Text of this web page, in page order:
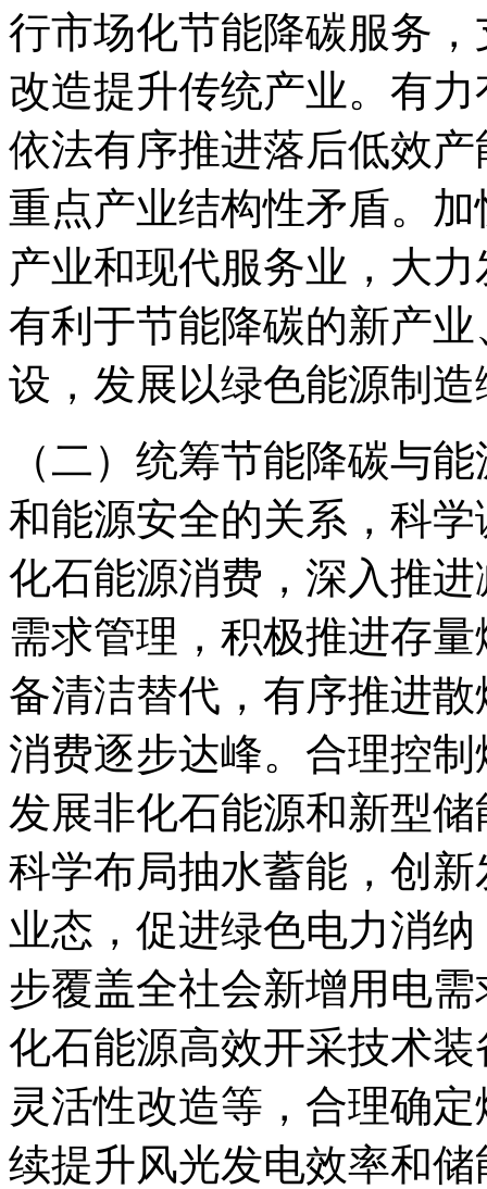
行市场化节能降碳服务
改造提升传统产业。有
依法有序推进落后低效
重点产业结构性矛盾。
产业和现代服务业，大
有利于节能降碳的新产
设，发展以绿色能源制
（二）统筹节能降碳与
和能源安全的关系，科
化石能源消费，深入推
需求管理，积极推进存
备清洁替代，有序推进
消费逐步达峰。合理控
发展非化石能源和新型
科学布局抽水蓄能，创
业态，促进绿色电力消
步覆盖全社会新增用电
化石能源高效开采技术
灵活性改造等，合理确
续提升风光发电效率和